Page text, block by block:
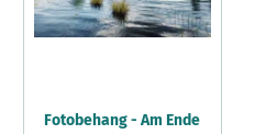
Fotobehang - Am Ende